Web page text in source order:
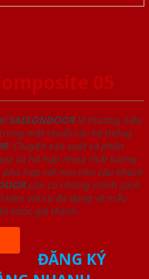
05
SAIGONDOORlà thương hiệu
một chuỗi các hệ thống
. Chuyên sản xuất và phân
và hỗ hợp nhựa chất lượng
hợp với mọi nhu cầu khách
còn có những chính sách
kèm với sự đa dạng về mẫu
khúc giá thành.
ĐĂNG KÝ